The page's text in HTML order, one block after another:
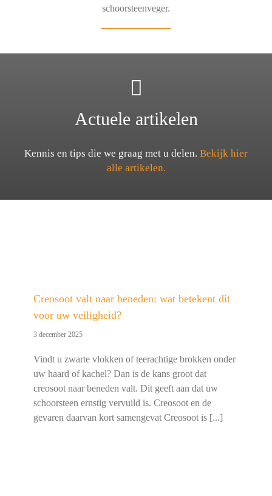
schoorsteenveger.
Actuele artikelen
Kennis en tips die we graag met u delen. Bekijk hier
alle artikelen.
Creosoot valt naar beneden: wat betekent dit
voor uw veiligheid?
3 december 2025
Vindt u zwarte vlokken of teerachtige brokken onder
uw haard of kachel? Dan is de kans groot dat
creosoot naar beneden valt. Dit geeft aan dat uw
schoorsteen ernstig vervuild is. Creosoot en de
gevaren daarvan kort samengevat Creosoot is [...]